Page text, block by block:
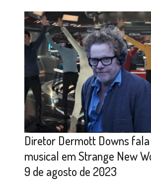
Diretor Dermott Downs
musical em Strange New
9 de agosto de 2023